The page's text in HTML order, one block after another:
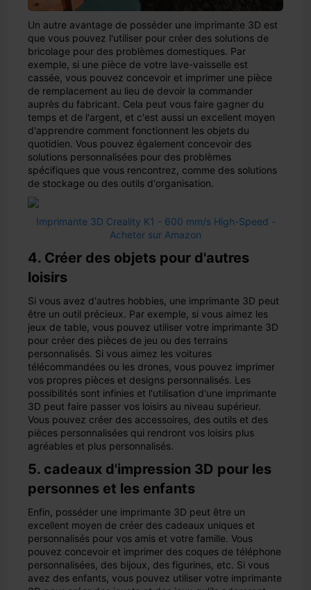
Un autre avantage de posséder une imprimante 3D est
que vous pouvez l'utiliser pour créer des solutions de
bricolage pour des problèmes domestiques. Par
exemple, si une pièce de votre lave-vaisselle est
cassée, vous pouvez concevoir et imprimer une pièce
de remplacement au lieu de devoir la commander
auprès du fabricant. Cela peut vous faire gagner du
temps et de l'argent, et c'est aussi un excellent moyen
d'apprendre comment fonctionnent les objets du
quotidien. Vous pouvez également concevoir des
solutions personnalisées pour des problèmes
spécifiques que vous rencontrez, comme des solutions
de stockage ou des outils d'organisation.
Imprimante 3D Creality K1 - 600 mm/s High-Speed -
Acheter sur Amazon
4. Créer des objets pour d'autres
loisirs
Si vous avez d'autres hobbies, une imprimante 3D peut
être un outil précieux. Par exemple, si vous aimez les
jeux de table, vous pouvez utiliser votre imprimante 3D
pour créer des pièces de jeu ou des terrains
personnalisés. Si vous aimez les voitures
télécommandées ou les drones, vous pouvez imprimer
vos propres pièces et designs personnalisés. Les
possibilités sont infinies et l'utilisation d'une imprimante
3D peut faire passer vos loisirs au niveau supérieur.
Vous pouvez créer des accessoires, des outils et des
pièces personnalisées qui rendront vos loisirs plus
agréables et plus personnalisés.
5. cadeaux d'impression 3D pour les
personnes et les enfants
Enfin, posséder une imprimante 3D peut être un
excellent moyen de créer des cadeaux uniques et
personnalisés pour vos amis et votre famille. Vous
pouvez concevoir et imprimer des coques de téléphone
personnalisées, des bijoux, des figurines, etc. Si vous
avez des enfants, vous pouvez utiliser votre imprimante